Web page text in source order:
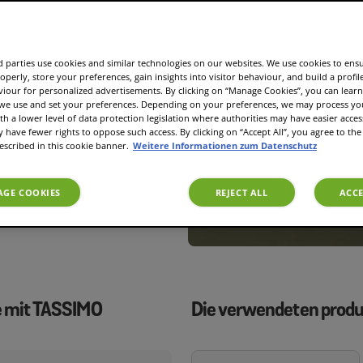
Getränk: kalt, mild und
Maschine und
einfach einen Café
Rezept für Café
Mixer. Alles, was
ein paar
TASSIMO Die verwendeten
parties use cookies and similar technologies on our websites. We use cookies to
store your preferences, gain insights into visitor behaviour, and build a
for personalized advertisements. By clicking on “Manage Cookies”, you can
use and set your preferences. Depending on your preferences, we may process
a lower level of data protection legislation where authorities may have easier
have fewer rights to oppose such access. By clicking on “Accept All”, you agree to
in this cookie banner. Weitere Informationen zum Datenschutz
COOKIES REJECT ALL